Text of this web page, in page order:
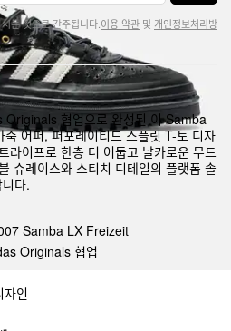
는 것으로 간주됩니다. 이용 약관 및 개인정보처리방
협업으로 완성된 이 Samba
어퍼, 퍼포레이티드 스플릿 T-토 디자
라이프로 한층 더 어둡고 날카로운 무드
슈레이스와 스티치 디테일의 플랫폼 솔
다.
Samba LX Freizeit
Originals 협업
인